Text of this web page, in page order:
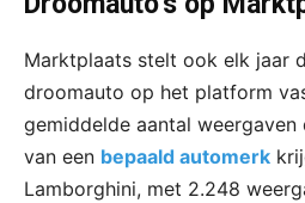
Marktplaats stelt ook elk jaar
droomauto op het platform
gemiddelde aantal
van een bepaald automerk
Lamborghini, met 2.248